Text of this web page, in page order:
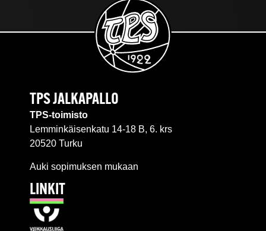
TPS JALKAPALLO
TPS-toimisto
Lemminkäisenkatu 14-18 B, 6. krs
20520 Turku
Auki sopimuksen mukaan
LINKIT